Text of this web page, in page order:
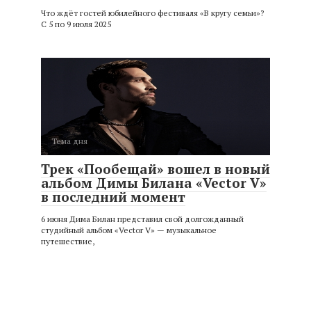
Что ждёт гостей юбилейного фестиваля «В кругу семьи»?
С 5 по 9 июля 2025
Тема дня
Трек «Пообещай» вошел в новый
альбом Димы Билана «Vector V»
в последний момент
6 июня Дима Билан представил свой долгожданный
студийный альбом «Vector V» — музыкальное
путешествие,